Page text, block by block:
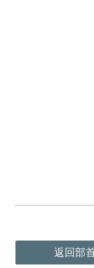
返回部